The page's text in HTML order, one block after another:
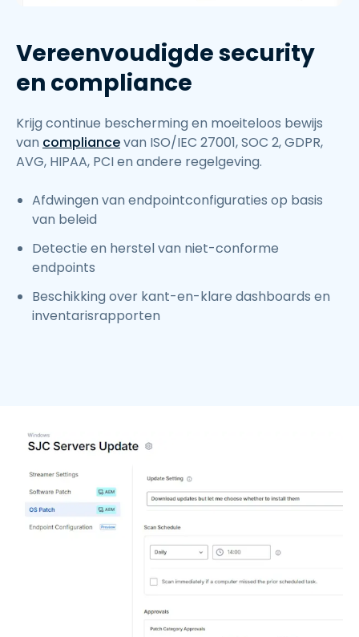
Vereenvoudigde security
en compliance
Krijg continue bescherming en moeiteloos bewijs
van compliancevan ISO/IEC 27001, SOC 2, GDPR,
AVG, HIPAA, PCI en andere regelgeving.
Afdwingen van endpointconfiguraties op basis
van beleid
Detectie en herstel van niet-conforme
endpoints
Beschikking over kant-en-klare dashboards en
inventarisrapporten